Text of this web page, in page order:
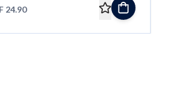
24.90